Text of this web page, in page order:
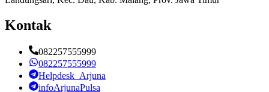
Kontak
082257555999
082257555999
Helpdesk_Arjuna
infoArjunaPulsa